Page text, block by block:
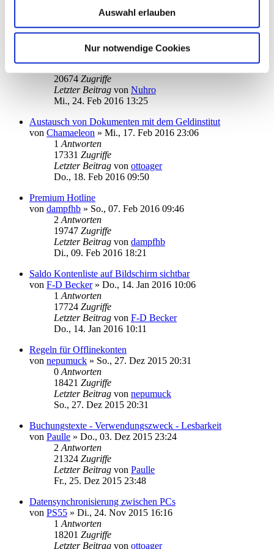
Auswahl erlauben
Nur notwendige Cookies
Letzter Beitragvonottoager
Fr., 26. Feb 2016 15:05
Anmeldung in Starmoney - Passworteingabe
Di., 23. Feb 2016 18:42
20674 Zugriffe
Letzter Beitrag von Nuhro
Mi., 24. Feb 2016 13:25
Austausch von Dokumenten mit dem Geldinstitut
von Chamaeleon » Mi., 17. Feb 2016 23:06
1 Antworten
17331 Zugriffe
Letzter Beitrag von ottoager
Do., 18. Feb 2016 09:50
Premium Hotline
von dampfhb » So., 07. Feb 2016 09:46
2 Antworten
19747 Zugriffe
Letzter Beitrag von dampfhb
Di., 09. Feb 2016 18:21
Saldo Kontenliste auf Bildschirm sichtbar
von F-D Becker» Do., 14. Jan 2016 10:06
1 Antworten
17724 Zugriffe
Letzter Beitrag von F-D Becker
Do., 14. Jan 2016 10:11
Regeln für Offlinekonten
von nepumuck » So., 27. Dez 2015 20:31
0 Antworten
18421 Zugriffe
Letzter Beitrag von nepumuck
So., 27. Dez 2015 20:31
Buchungstexte - Verwendungszweck - Lesbarkeit
von Paulle » Do., 03. Dez 2015 23:24
2 Antworten
21324 Zugriffe
Letzter Beitrag von Paulle
Fr., 25. Dez 2015 23:48
Datensynchronisierung zwischen PCs
von PS55 » Di., 24. Nov 2015 16:16
1 Antworten
18201 Zugriffe
Letzter Beitrag von ottoager